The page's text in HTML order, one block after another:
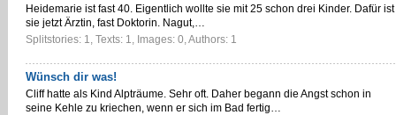
Heidemarie ist fast 40. Eigentlich wollte sie mit 25 schon drei Kinder. Dafür ist
sie jetzt Ärztin, fast Doktorin. Nagut,…
Splitstories: 1, Texts: 1, Images: 0, Authors: 1
Wünsch dir was!
Cliff hatte als Kind Alpträume. Sehr oft. Daher begann die Angst schon in
seine Kehle zu kriechen, wenn er sich im Bad fertig…